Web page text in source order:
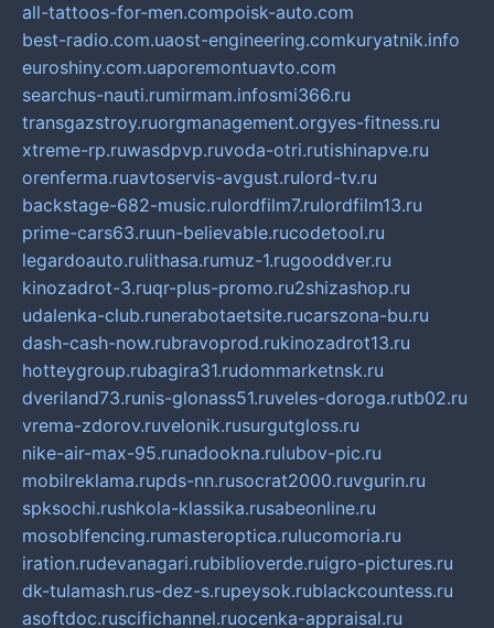
all-tattoos-for-men.compoisk-auto.com
best-radio.com.uaost-engineering.comkuryatnik.info
euroshiny.com.uaporemontuavto.com
searchus-nauti.rumirmam.infosmi366.ru
transgazstroy.ruorgmanagement.orgyes-fitness.ru
xtreme-rp.ruwasdpvp.ruvoda-otri.rutishinapve.ru
orenferma.ruavtoservis-avgust.rulord-tv.ru
backstage-682-music.rulordfilm7.rulordfilm13.ru
prime-cars63.ruun-believable.rucodetool.ru
legardoauto.rulithasa.rumuz-1.rugooddver.ru
kinozadrot-3.ruqr-plus-promo.ru2shizashop.ru
udalenka-club.runerabotaetsite.rucarszona-bu.ru
dash-cash-now.rubravoprod.rukinozadrot13.ru
hotteygroup.rubagira31.rudommarketnsk.ru
dveriland73.runis-glonass51.ruveles-doroga.rutb02.ru
vrema-zdorov.ruvelonik.rusurgutgloss.ru
nike-air-max-95.runadookna.rulubov-pic.ru
mobilreklama.rupds-nn.rusocrat2000.ruvgurin.ru
spksochi.rushkola-klassika.rusabeonline.ru
mosoblfencing.rumasteroptica.rulucomoria.ru
iration.rudevanagari.rubiblioverde.ruigro-pictures.ru
dk-tulamash.rus-dez-s.rupeysok.rublackcountess.ru
asoftdoc.ruscifichannel.ruocenka-appraisal.ru